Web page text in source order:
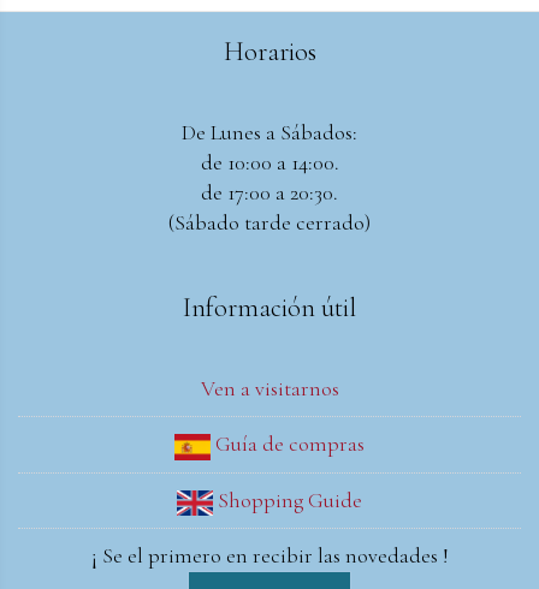
Horarios
De Lunes a Sábados:
de 10:00 a 14:00.
de 17:00 a 20:30.
(Sábado tarde cerrado)
Información útil
Ven a visitarnos
Guía de compras
Shopping Guide
¡ Se el primero en recibir las novedades !